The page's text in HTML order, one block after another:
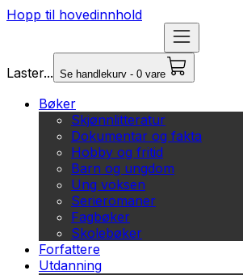
Hopp til hovedinnhold
Laster... Se handlekurv - 0 vare
Bøker
Skjønnlitteratur
Dokumentar og fakta
Hobby og fritid
Barn og ungdom
Ung voksen
Serieromaner
Fagbøker
Skolebøker
Forfattere
Utdanning